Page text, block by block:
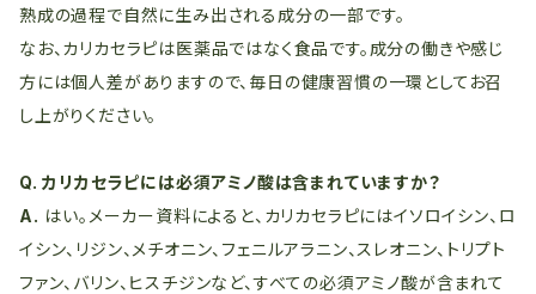
熟成の過程で自然に生み出される成分の一部です。
なお、カリカセラピは医薬品ではなく食品です。成分の働きや感じ
方には個人差がありますので、毎日の健康習慣の一環としてお召
し上がりください。
Q. カリカセラピには必須アミノ酸は含まれていますか？
A. はい。メーカー資料によると、カリカセラピにはイソロイシン、ロ
イシン、リジン、メチオニン、フェニルアラニン、スレオニン、トリプト
ファン、バリン、ヒスチジンなど、すべての必須アミノ酸が含まれて